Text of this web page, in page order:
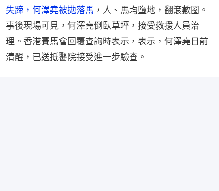
失蹄，何澤堯被拋落馬 ，人、馬均墮地，翻滾數圈。
事後現場可見，何澤堯倒臥草坪，接受救援人員治
理。香港賽馬會回覆查詢時表示，表示，何澤堯目前
清醒，已送抵醫院接受進一步驗查。